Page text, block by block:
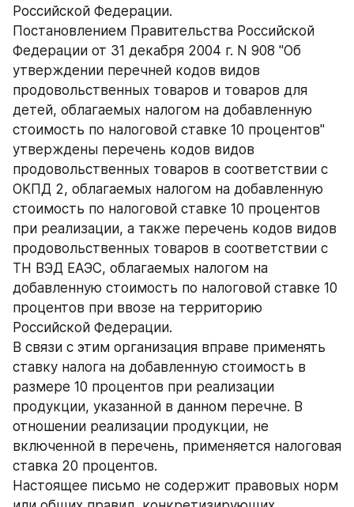
Российской Федерации.
Постановлением Правительства Российской
Федерации от 31 декабря 2004 г. N 908 "Об
утверждении перечней кодов видов
продовольственных товаров и товаров для
детей, облагаемых налогом на добавленную
стоимость по налоговой ставке 10 процентов"
утверждены перечень кодов видов
продовольственных товаров в соответствии с
ОКПД 2, облагаемых налогом на добавленную
стоимость по налоговой ставке 10 процентов
при реализации, а также перечень кодов видов
продовольственных товаров в соответствии с
ТН ВЭД ЕАЭС, облагаемых налогом на
добавленную стоимость по налоговой ставке 10
процентов при ввозе на территорию
Российской Федерации.
В связи с этим организация вправе применять
ставку налога на добавленную стоимость в
размере 10 процентов при реализации
продукции, указанной в данном перечне. В
отношении реализации продукции, не
включенной в перечень, применяется налоговая
ставка 20 процентов.
Настоящее письмо не содержит правовых норм